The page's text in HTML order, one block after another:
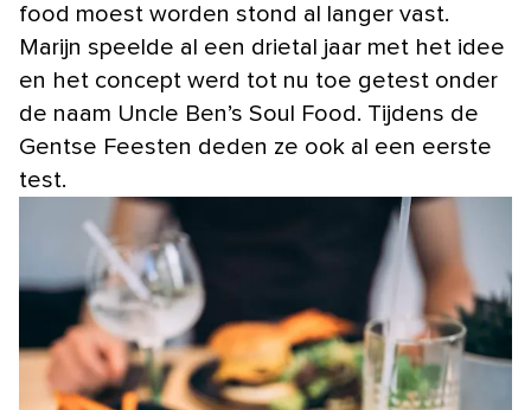
food moest worden stond al langer vast.
Marijn speelde al een drietal jaar met het idee
en het concept werd tot nu toe getest onder
de naam Uncle Ben’s Soul Food. Tijdens de
Gentse Feesten deden ze ook al een eerste
test.